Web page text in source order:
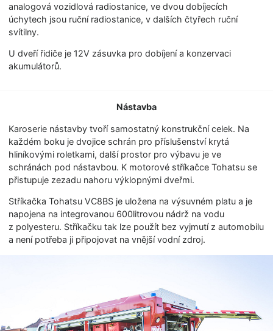
analogová vozidlová radiostanice, ve dvou dobíjecích
úchytech jsou ruční radiostanice, v dalších čtyřech ruční
svítilny.
U dveří řidiče je 12V zásuvka pro dobíjení a konzervaci
akumulátorů.
Nástavba
Karoserie nástavby tvoří samostatný konstrukční celek. Na
každém boku je dvojice schrán pro příslušenství krytá
hliníkovými roletkami, další prostor pro výbavu je ve
schránách pod nástavbou. K motorové stříkačce Tohatsu se
přistupuje zezadu nahoru výklopnými dveřmi.
Stříkačka Tohatsu VC8BS je uložena na výsuvném platu a je
napojena na integrovanou 600litrovou nádrž na vodu
z polyesteru. Stříkačku tak lze použít bez vyjmutí z automobilu
a není potřeba ji připojovat na vnější vodní zdroj.